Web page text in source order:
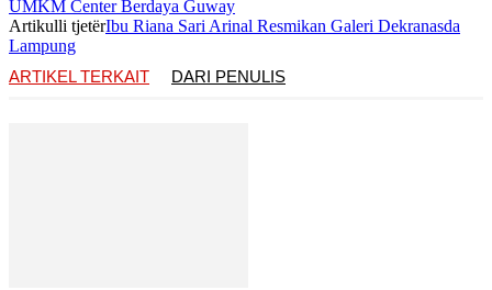
UMKM Center Berdaya Guway
Artikulli tjetërIbu Riana Sari Arinal Resmikan Galeri Dekranasda
Lampung
ARTIKEL TERKAIT
DARI PENULIS